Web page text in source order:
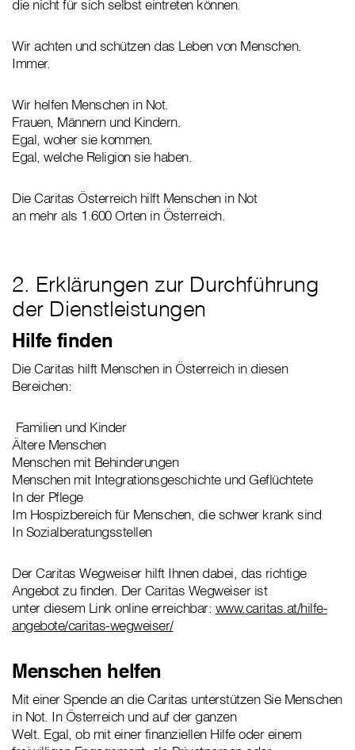
die nicht für sich selbst eintreten können.
Wir achten und schützen das Leben von Menschen.
Immer.
Wir helfen Menschen in Not.
Frauen, Männern und Kindern.
Egal, woher sie kommen.
Egal, welche Religion sie haben.
Die Caritas Österreich hilft Menschen in Not
an mehr als 1.600 Orten in Österreich.
2. Erklärungen zur Durchführung
der Dienstleistungen
Hilfe finden
Die Caritas hilft Menschen in Österreich in diesen
Bereichen:
Familien und Kinder
Ältere Menschen
Menschen mit Behinderungen
Menschen mit Integrationsgeschichte und Geflüchtete
In der Pflege
Im Hospizbereich für Menschen, die schwer krank sind
In Sozialberatungsstellen
Der Caritas Wegweiser hilft Ihnen dabei, das richtige
Angebot zu finden. Der Caritas Wegweiser ist
unter diesem Link online erreichbar: www.caritas.at/hilfe-
angebote/caritas-wegweiser/
Menschen helfen
Mit einer Spende an die Caritas unterstützen Sie Menschen
in Not. In Österreich und auf der ganzen
Welt. Egal, ob mit einer finanziellen Hilfe oder einem